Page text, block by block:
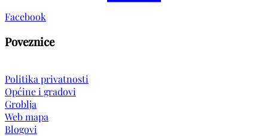
Facebook
Poveznice
Politika privatnosti
Općine i gradovi
Groblja
Web mapa
Blogovi